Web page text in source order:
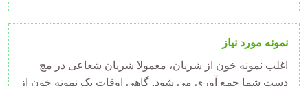
نمونه مورد نیاز
اغلب نمونه خون از شریان، معمولا شریان شعاعی در مچ
دست شما جمع آوری می شود. گاهی اوقات یک نمونه خون از